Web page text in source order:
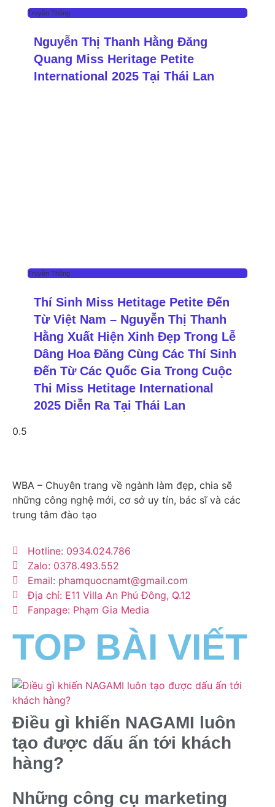
Truyền Thông
Nguyễn Thị Thanh Hằng Đăng
Quang Miss Heritage Petite
International 2025 Tại Thái Lan
Truyền Thông
Thí Sinh Miss Hetitage Petite Đến
Từ Việt Nam – Nguyễn Thị Thanh
Hằng Xuất Hiện Xinh Đẹp Trong Lễ
Dâng Hoa Đăng Cùng Các Thí Sinh
Đến Từ Các Quốc Gia Trong Cuộc
Thi Miss Hetitage International
2025 Diễn Ra Tại Thái Lan
WBA – Chuyên trang về ngành làm đẹp, chia sẽ
những công nghệ mới, cơ sở uy tín, bác sĩ và các
trung tâm đào tạo
Hotline: 0934.024.786
Zalo: 0378.493.552
Email: phamquocnamt@gmail.com
Địa chỉ: E11 Villa An Phú Đông, Q.12
Fanpage: Phạm Gia Media
TOP BÀI VIẾT
Điều gì khiến NAGAMI luôn
tạo được dấu ấn tới khách
hàng?
Những công cụ marketing